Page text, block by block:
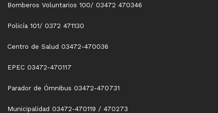
Bomberos Voluntarios 100/ 03472 470346
Policía 101/ 0372 471130
Centro de Salud 03472-470036
EPEC 03472-470117
Parador de Ómnibus 03472-470731
Municipalidad 03472-470119 / 470273